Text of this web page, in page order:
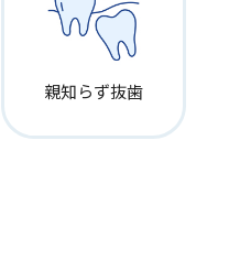
親知らず抜歯